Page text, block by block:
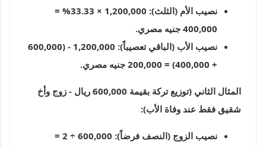
نصيب الأم (الثلث):
1,200,000 × 33.33% =
400,000 جنيه مصري.
نصيب الأب (الباقي تعصيباً):
1,200,000 - (600,000
+ 400,000) = 200,000 جنيه مصري.
المثال الثاني (توزيع تركة بقيمة 600,000 ريال - زوج وأخ
شقيق فقط عند وفاة الأب):
نصيب الزوج (النصف فرضاً):
600,000 ÷ 2 =